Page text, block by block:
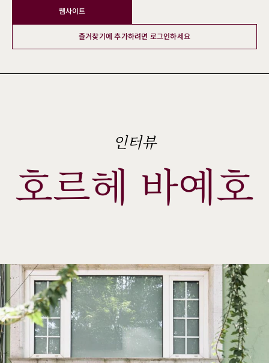
웹사이트
즐겨찾기에 추가하려면 로그인하세요
인터뷰
호르헤 바예호